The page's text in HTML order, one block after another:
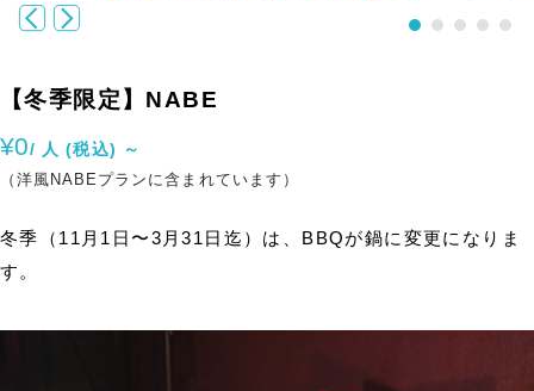
【冬季限定】NABE
¥0/ 人 (税込) ～
（洋風NABEプランに含まれています）
冬季（11月1日〜3月31日迄）は、BBQが鍋に変更になりま
す。